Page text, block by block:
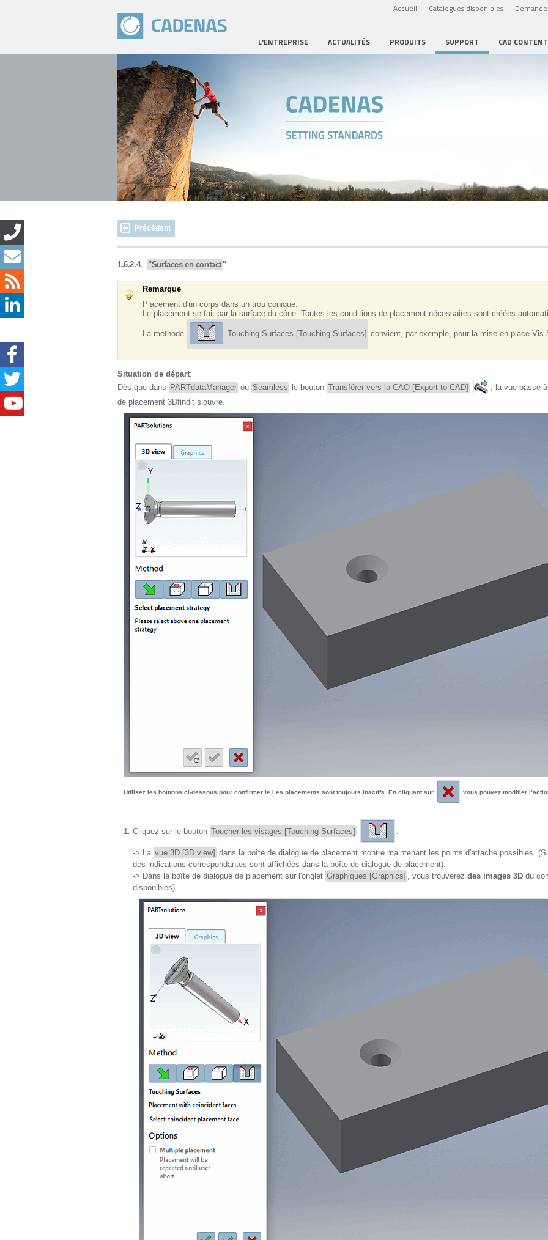
Accueil Catalogues disponibles
L'ENTREPRISE ACTUALITÉS PRODUITS SUPPORT CAD CONTENT
Précédent
1.6.2.4. "Surfaces en contact "
Remarque
Placement d'un corps dans un trou conique.
Le placement se fait par la surface du cône. Toutes les conditions de placement nécessaires sont créées
La méthode Touching Surfaces [Touching Surfaces] convient, par exemple, pour la mise en place Vis
Situation de départ:
Dès que dans PARTdataManager ou Seamless le bouton Transférer vers la CAO [Export to CAD]
, la vue passe
de placement 3Dfindit s’ouvre.
Utilisez les boutons ci-dessous pour confirmer le Les placements sont toujours inactifs. En cliquant sur vous pouvez modifier
Cliquez sur le bouton Toucher les visages [Touching Surfaces] .
-> La vue 3D [3D view] dans la boîte de dialogue de placement montre maintenant les points d'attache possibles.
des indications correspondantes sont affichées dans la boîte de dialogue de placement).
-> Dans la boîte de dialogue de placement sur l'onglet Graphiques [Graphics] , vous trouverez des images 3D du
disponibles).